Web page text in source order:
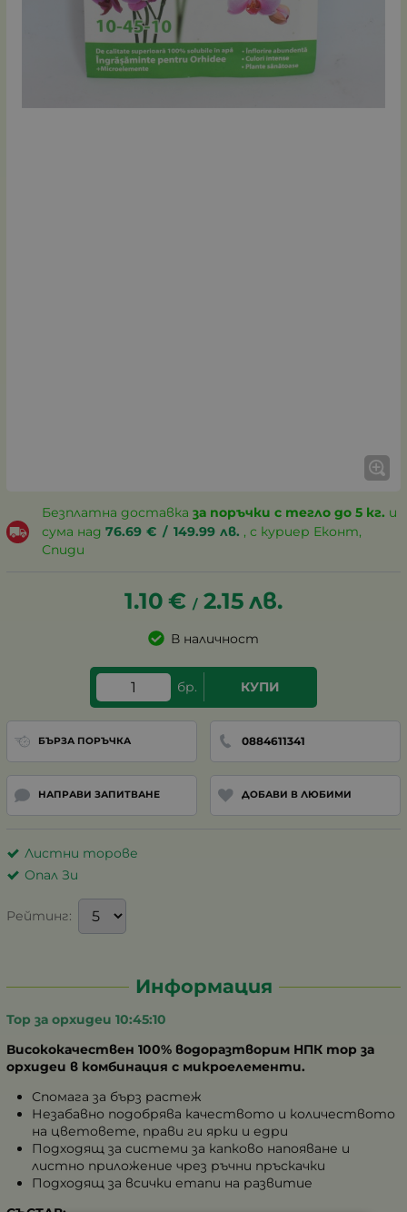
Безплатна доставка за поръчки с тегло до 5 кг. и
сума над 76.69 € / 149.99 лв. , с куриер Еконт,
Спиди
1.10 € / 2.15 лв.
В наличност
бр. КУПИ
БЪРЗА ПОРЪЧКА 0884611341
НАПРАВИ ЗАПИТВАНЕ ДОБАВИ В ЛЮБИМИ
Листни торове
Опал Зи
Рейтинг:
Информация
Тор за орхидеи 10:45:10
Висококачествен 100% водоразтворим НПК тор за
орхидеи в комбинация с микроелементи.
Спомага за бърз растеж
Незабавно подобрява качеството и количеството
на цветовете, прави ги ярки и едри
Подходящ за системи за капково напояване и
листно приложение чрез ръчни пръскачки
Подходящ за всички етапи на развитие